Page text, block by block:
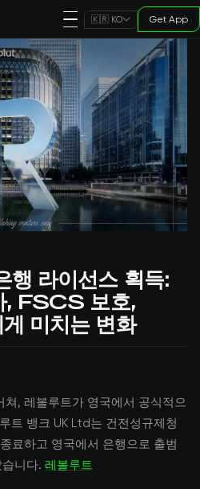
🇰🇷 KO Get App
행 라이선스 획득:
, FSCS 보호,
미치는 변화
쳐, 레볼루트가 영국에서 공식적으
트 뱅크 UK Ltd는 건전성규제청
료하고 영국에서 은행으로 출범
니다. 레볼루트